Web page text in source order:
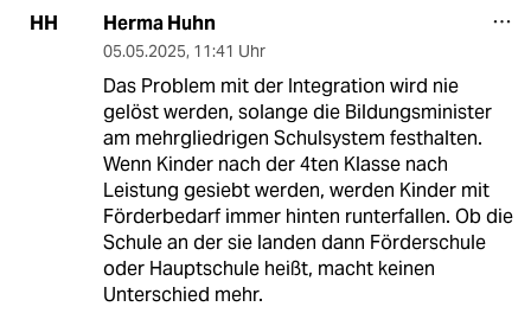
HH Herma Huhn
05.05.2025, 11:41 Uhr
Das Problem mit der Integration wird nie
gelöst werden, solange die Bildungsminister
am mehrgliedrigen Schulsystem festhalten.
Wenn Kinder nach der 4ten Klasse nach
Leistung gesiebt werden, werden Kinder mit
Förderbedarf immer hinten runterfallen. Ob die
Schule an der sie landen dann Förderschule
oder Hauptschule heißt, macht keinen
Unterschied mehr.